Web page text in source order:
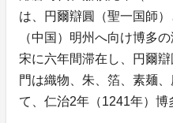
は、円爾辯圓（聖一国師
（中国）明州へ向け博多
宋に六年間滞在し、円爾
門は織物、朱、箔、素麺
て、仁治2年（1241年）博